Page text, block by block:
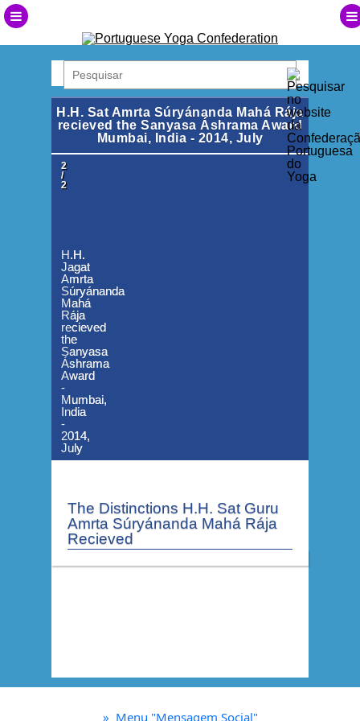
H.H. Sat Amrta Súryánanda Mahá Rája
recieved the Sanyasa Áshrama Award
Mumbai, India - 2014, July
1
/
2
H.H.
Jagat
Amrta
Súryánanda
Mahá
Rája
recieved
the
Sanyasa
Áshrama
Award
-
Mumbai,
India
-
2014,
July
2
/
2
H.H.
Jagat
Amrta
Súryánanda
Mahá
Rája
recieved
the
Sanyasa
Áshrama
Award
-
Mumbai,
India
-
2014,
July
The Distinctions H.H. Sat Guru
Amrta Súryánanda Mahá Rája
Recieved
» Menu "Mensagem Social"